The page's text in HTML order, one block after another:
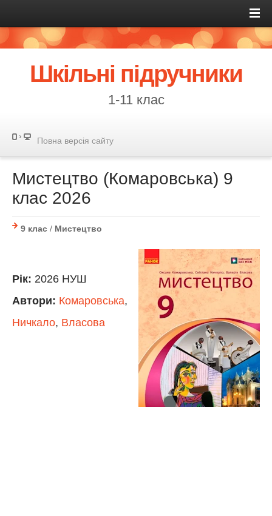
Шкільні підручники
1-11 клас
Повна версія сайту
Мистецтво (Комаровська) 9
клас 2026
9 клас / Мистецтво
Рік: 2026 НУШ
Автори: Комаровська,
Ничкало, Власова